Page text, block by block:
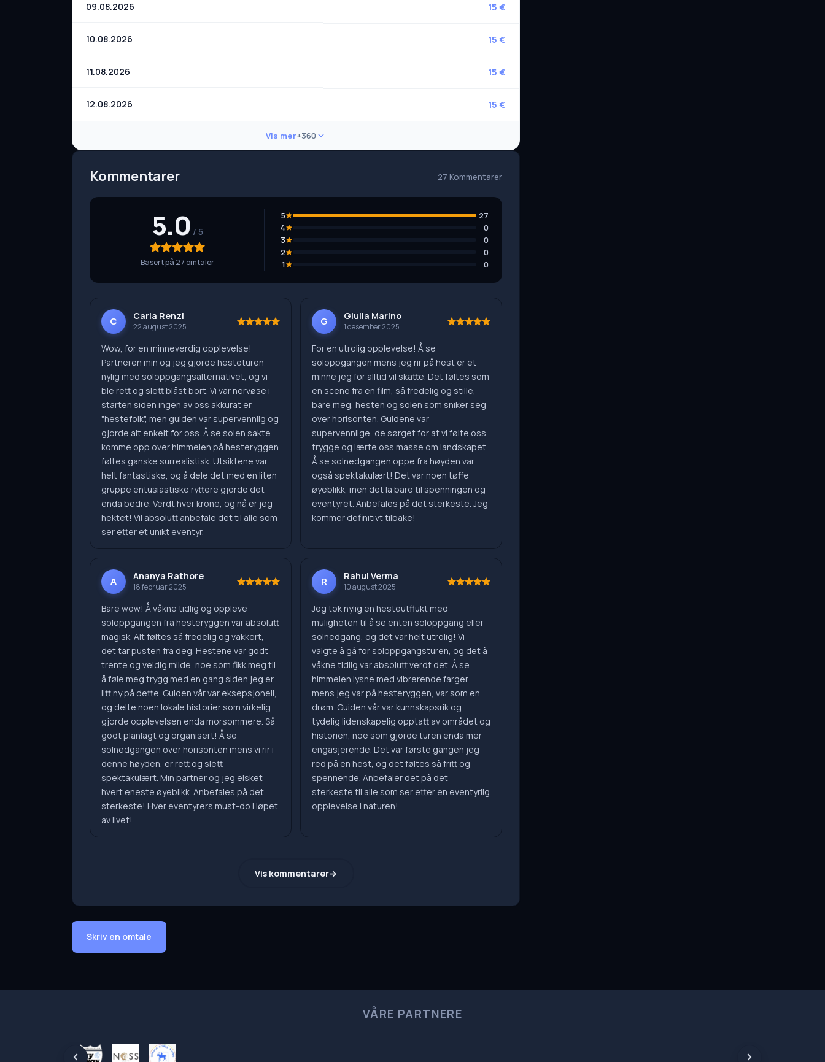
09.08.2026 15 €
10.08.2026 15 €
11.08.2026 15 €
12.08.2026 15 €
Vis mer+360
Kommentarer 27 Kommentarer
5.0
Basert på 27 omtaler
5
27
4
0
3
0
2
0
1
0
C Carla Renzi
22 august 2025
Wow, for en minneverdig opplevelse!
Partneren min og jeg gjorde hesteturen
nylig med soloppgangsalternativet, og vi
ble rett og slett blåst bort. Vi var nervøse i
starten siden ingen av oss akkurat er
"hestefolk", men guiden var supervennlig og
gjorde alt enkelt for oss. Å se solen sakte
komme opp over himmelen på hesteryggen
føltes ganske surrealistisk. Utsiktene var
helt fantastiske, og å dele det med en liten
gruppe entusiastiske ryttere gjorde det
enda bedre. Verdt hver krone, og nå er jeg
hektet! Vil absolutt anbefale det til alle som
ser etter et unikt eventyr.
G Giulia Marino
1 desember 2025
For en utrolig opplevelse! Å se
soloppgangen mens jeg rir på hest er et
minne jeg for alltid vil skatte. Det føltes som
en scene fra en film, så fredelig og stille,
bare meg, hesten og solen som sniker seg
over horisonten. Guidene var
supervennlige, de sørget for at vi følte oss
trygge og lærte oss masse om landskapet.
Å se solnedgangen oppe fra høyden var
også spektakulært! Det var noen tøffe
øyeblikk, men det la bare til spenningen og
eventyret. Anbefales på det sterkeste. Jeg
kommer definitivt tilbake!
A Ananya Rathore
18 februar 2025
Bare wow! Å våkne tidlig og oppleve
soloppgangen fra hesteryggen var absolutt
magisk. Alt føltes så fredelig og vakkert,
det tar pusten fra deg. Hestene var godt
trente og veldig milde, noe som fikk meg til
å føle meg trygg med en gang siden jeg er
litt ny på dette. Guiden vår var eksepsjonell,
og delte noen lokale historier som virkelig
gjorde opplevelsen enda morsommere. Så
godt planlagt og organisert! Å se
solnedgangen over horisonten mens vi rir i
denne høyden, er rett og slett
spektakulært. Min partner og jeg elsket
hvert eneste øyeblikk. Anbefales på det
sterkeste! Hver eventyrers must-do i løpet
av livet!
R Rahul Verma
10 august 2025
Jeg tok nylig en hesteutflukt med
muligheten til å se enten soloppgang eller
solnedgang, og det var helt utrolig! Vi
valgte å gå for soloppgangsturen, og det å
våkne tidlig var absolutt verdt det. Å se
himmelen lysne med vibrerende farger
mens jeg var på hesteryggen, var som en
drøm. Guiden vår var kunnskapsrik og
tydelig lidenskapelig opptatt av området og
historien, noe som gjorde turen enda mer
engasjerende. Det var første gangen jeg
red på en hest, og det føltes så fritt og
spennende. Anbefaler det på det
sterkeste til alle som ser etter en eventyrlig
opplevelse i naturen!
Vis kommentarer
Skriv en omtale
VÅRE PARTNERE